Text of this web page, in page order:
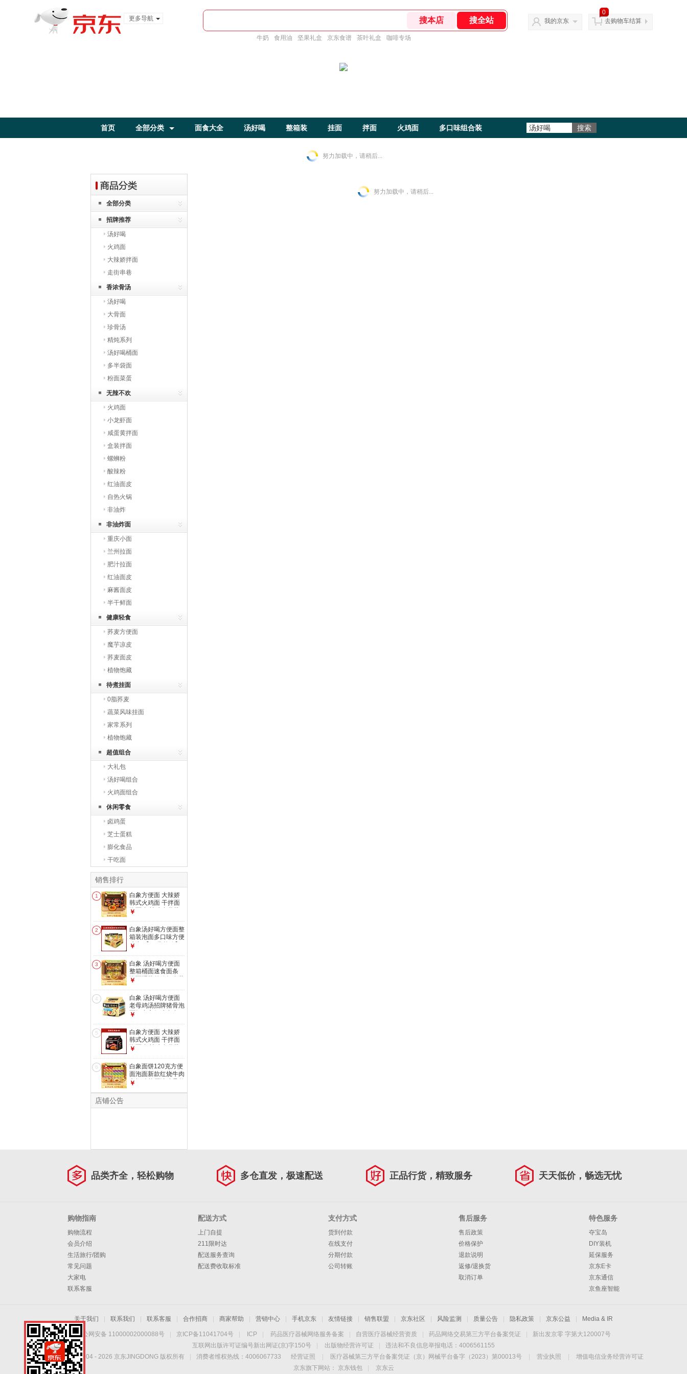
更多导航
牛奶 食用油 坚果礼盒 京东食谱 茶叶礼盒 咖啡专场
我的京东
0
去购物车结算
首页 全部分类 面食大全 汤好喝 整箱装 挂面 拌面 火鸡面 多口味组合装
努力加载中，请稍后...
全部分类
招牌推荐
汤好喝
火鸡面
大辣娇拌面
走街串巷
香浓骨汤
汤好喝
大骨面
珍骨汤
精炖系列
汤好喝桶面
多半袋面
粉面菜蛋
无辣不欢
火鸡面
小龙虾面
咸蛋黄拌面
盒装拌面
螺蛳粉
酸辣粉
红油面皮
自热火锅
非油炸
非油炸面
重庆小面
兰州拉面
肥汁拉面
红油面皮
麻酱面皮
半干鲜面
健康轻食
荞麦方便面
魔芋凉皮
荞麦面皮
植物饱藏
待煮挂面
0脂荞麦
蔬菜风味挂面
家常系列
植物饱藏
超值组合
大礼包
汤好喝组合
火鸡面组合
休闲零食
卤鸡蛋
芝士蛋糕
膨化食品
干吃面
销售排行
1
白象方便面 大辣娇
韩式火鸡面 干拌面
泡面 超辣速食袋装
火鸡面119g*10袋
￥
2
白象汤好喝方便面整
箱装泡面多口味方便
速食 【24袋整箱】
￥
3
白象 汤好喝方便面
整箱桶面速食面条
泡面桶装整箱组合装
鸡+招牌猪骨+辣牛
肉+羊肉 共1392g
￥
4
白象 汤好喝方便面
老母鸡汤招牌猪骨泡
面组合方便速食多口
汤111g*5袋
￥
5
白象方便面 大辣娇
韩式火鸡面 干拌面
泡面 超辣速食袋装
火鸡面119g*5袋
￥
6
白象面饼120克方便
面泡面新款红烧牛肉
老坛酸菜原汁猪骨整
￥
店铺公告
努力加载中，请稍后...
品类齐全，轻松购物 多仓直发，极速配送 正品行货，精致服务 天天低价，畅选无忧
购物指南
购物流程
会员介绍
生活旅行/团购
常见问题
大家电
联系客服
配送方式
上门自提
211限时达
配送服务查询
配送费收取标准
支付方式
货到付款
在线支付
分期付款
公司转账
售后服务
售后政策
价格保护
退款说明
返修/退换货
取消订单
特色服务
夺宝岛
DIY装机
延保服务
京东E卡
京东通信
京鱼座智能
关于我们 联系我们 联系客服 合作招商 商家帮助 营销中心 手机京东 友情链接 销售联盟 京东社区 风险监测 质量公告 隐私政策 京东公益 Media & IR
京公网安备 11000002000088号 京ICP备11041704号 ICP 药品医疗器械网络服务备案 自营医疗器械经营资质 药品网络交易第三方平台备案凭证
新出发京零 字第大120007号
互联网出版许可证编号新出网证(京)字150号
出版物经营许可证
违法和不良信息举报电话：4006561155
Copyright © 2004 - 2026 京东JINGDONG 版权所有 消费者维权热线：4006067733 经营证照 医疗器械第三方平台备案凭证（京）网械平台备字（2023）第00013号 营业执照
增值电信业务经营许可证
京东旗下网站：
京东钱包
京东云